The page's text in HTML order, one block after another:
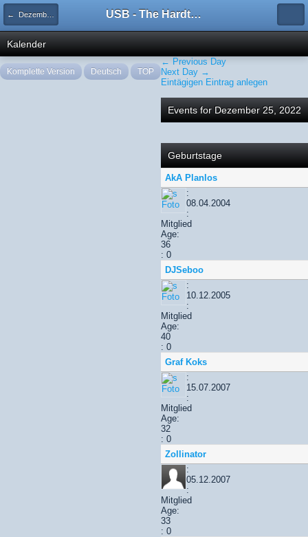
← Dezember 2022 USB - The Hardtechno Family
Kalender
← Previous Day
Next Day →
Eintägigen Eintrag anlegen
Events for Dezember 25, 2022
Geburtstage
AkA Planlos
:
08.04.2004
:
Mitglied
Age:
36
: 0
DJSeboo
:
10.12.2005
:
Mitglied
Age:
40
: 0
Graf Koks
:
15.07.2007
:
Mitglied
Age:
32
: 0
Zollinator
:
05.12.2007
:
Mitglied
Age:
33
: 0
Komplette Version Deutsch TOP